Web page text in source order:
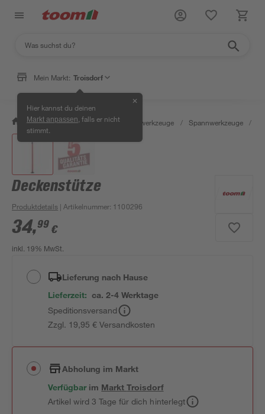
Mein Markt: Troisdorf
Hier kannst du deinen
Markt anpassen , falls er nicht
stimmt.
✕
/ Werkstatt & Maschinen / Handwerkzeuge / Spannwerkzeuge /
Deckenstütze
Produktdetails | Artikelnummer: 1100296
34,99 €
inkl. 19% MwSt.
Lieferung nach Hause
Lieferzeit: ca. 2-4 Werktage
Speditionsversand
Zzgl. 19,95 € Versandkosten
Abholung im Markt
Verfügbar im MarktTroisdorf
Artikel wird 3 Tage für dich hinterlegt